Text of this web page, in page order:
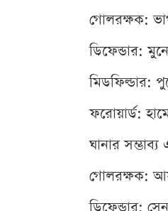
গোলরক্ষক:
ডিফেন্ডার:
মিডফিল্ডার:
ফরোয়ার্ড:
ঘানার
গোলরক্ষক: